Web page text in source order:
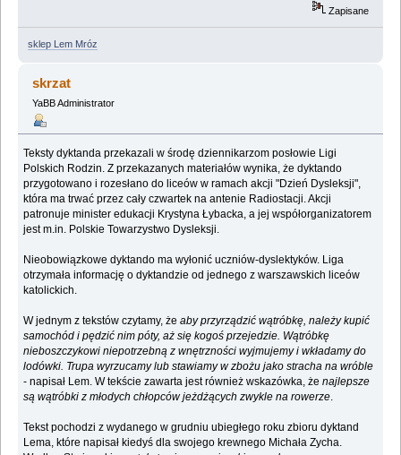
Zapisane
sklep Lem Mróz
skrzat
YaBB Administrator
Teksty dyktanda przekazali w środę dziennikarzom posłowie Ligi
Polskich Rodzin. Z przekazanych materiałów wynika, że dyktando
przygotowano i rozesłano do liceów w ramach akcji "Dzień Dysleksji",
która ma trwać przez cały czwartek na antenie Radiostacji. Akcji
patronuje minister edukacji Krystyna Łybacka, a jej współorganizatorem
jest m.in. Polskie Towarzystwo Dysleksji.
Nieobowiązkowe dyktando ma wyłonić uczniów-dyslektyków. Liga
otrzymała informację o dyktandzie od jednego z warszawskich liceów
katolickich.
W jednym z tekstów czytamy, żeaby przyrządzić wątróbkę, należy kupić
samochód i pędzić nim póty, aż się kogoś przejedzie. Wątróbkę
nieboszczykowi niepotrzebną z wnętrzności wyjmujemy i wkładamy do
lodówki. Trupa wyrzucamy lub stawiamy w zbożu jako stracha na wróble
- napisał Lem. W tekście zawarta jest również wskazówka, żenajlepsze
są wątróbki z młodych chłopców jeżdżących zwykle na rowerze.
Tekst pochodzi z wydanego w grudniu ubiegłego roku zbioru dyktand
Lema, które napisał kiedyś dla swojego krewnego Michała Zycha.